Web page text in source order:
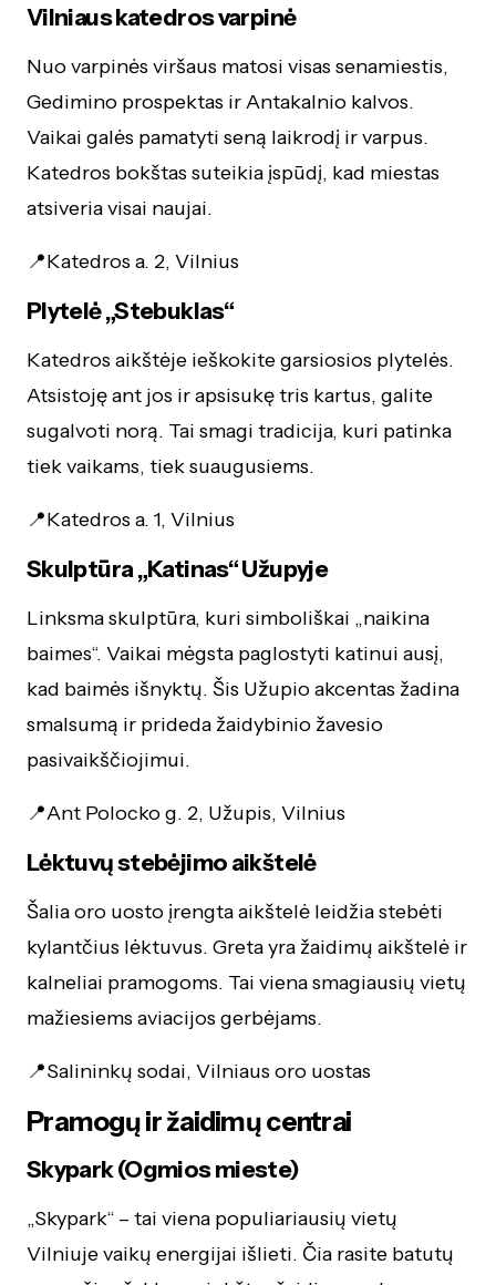
Vilniaus katedros varpinė
Nuo varpinės viršaus matosi visas senamiestis,
Gedimino prospektas ir Antakalnio kalvos.
Vaikai galės pamatyti seną laikrodį ir varpus.
Katedros bokštas suteikia įspūdį, kad miestas
atsiveria visai naujai.
📍Katedros a. 2, Vilnius
Plytelė „Stebuklas“
Katedros aikštėje ieškokite garsiosios plytelės.
Atsistoję ant jos ir apsisukę tris kartus, galite
sugalvoti norą. Tai smagi tradicija, kuri patinka
tiek vaikams, tiek suaugusiems.
📍Katedros a. 1, Vilnius
Skulptūra „Katinas“ Užupyje
Linksma skulptūra, kuri simboliškai „naikina
baimes“. Vaikai mėgsta paglostyti katinui ausį,
kad baimės išnyktų. Šis Užupio akcentas žadina
smalsumą ir prideda žaidybinio žavesio
pasivaikščiojimui.
📍Ant Polocko g. 2, Užupis, Vilnius
Lėktuvų stebėjimo aikštelė
Šalia oro uosto įrengta aikštelė leidžia stebėti
kylantčius lėktuvus. Greta yra žaidimų aikštelė ir
kalneliai pramogoms. Tai viena smagiausių vietų
mažiesiems aviacijos gerbėjams.
📍Salininkų sodai, Vilniaus oro uostas
Pramogų ir žaidimų centrai
Skypark (Ogmios mieste)
„Skypark“ – tai viena populiariausių vietų
Vilniuje vaikų energijai išlieti. Čia rasite batutų